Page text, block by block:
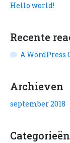
Hello world!
Recente
A WordPress
Archieven
september 2018
Categorieën